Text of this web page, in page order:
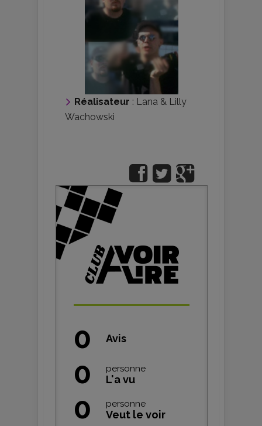
Réalisateur : Lana & Lilly
Wachowski
0 Avis
0 personne
L'a vu
0 personne
Veut le voir